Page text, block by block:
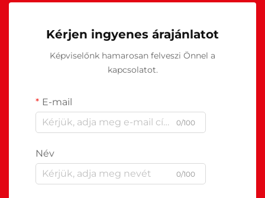
Kérjen ingyenes árajánlatot
Képviselőnk hamarosan felveszi Önnel a
kapcsolatot.
E-mail
0/100
Név
0/100